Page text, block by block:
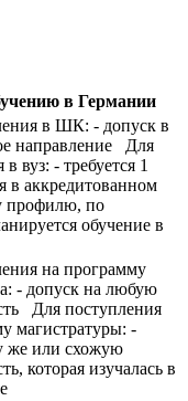
в Германии
в ШК: - допуск в
направление Для
вуз: - требуется 1
в аккредитованном
профилю, по
обучение в
на программу
- допуск на любую
Для поступления
магистратуры: -
же или схожую
которая изучалась в